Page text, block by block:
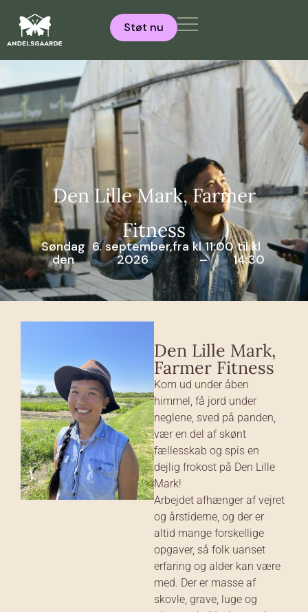
Støt nu
Den Lille Mark, Farmer
Fitness
Søndag
den
6. september,
2026
fra kl 11:00
–
til kl
14:30
Den Lille Mark,
Farmer Fitness
Kom ud under åben
himmel, få jord under
neglene, sved på panden,
vær en del af skønt
fællesskab og spis en
dejlig frokost på Den Lille
Mark!
Arbejdet afhænger af vejret
og årstiderne, og der er
altid mange forskellige
opgaver, så folk uanset
erfaring og alder kan være
med. Der er masse af
skovle, grave, luge og